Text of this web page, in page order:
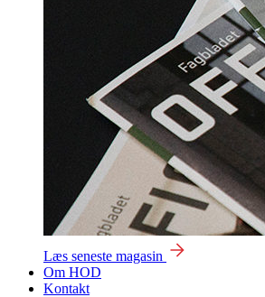
Læs seneste magasin
Om HOD
Kontakt